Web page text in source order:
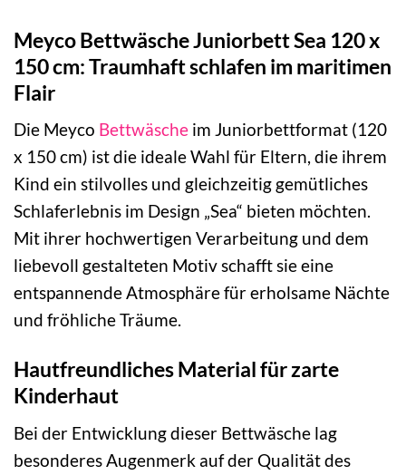
Meyco Bettwäsche Juniorbett Sea 120 x
150 cm: Traumhaft schlafen im maritimen
Flair
Die Meyco Bettwäsche im Juniorbettformat (120
x 150 cm) ist die ideale Wahl für Eltern, die ihrem
Kind ein stilvolles und gleichzeitig gemütliches
Schlaferlebnis im Design „Sea“ bieten möchten.
Mit ihrer hochwertigen Verarbeitung und dem
liebevoll gestalteten Motiv schafft sie eine
entspannende Atmosphäre für erholsame Nächte
und fröhliche Träume.
Hautfreundliches Material für zarte
Kinderhaut
Bei der Entwicklung dieser Bettwäsche lag
besonderes Augenmerk auf der Qualität des